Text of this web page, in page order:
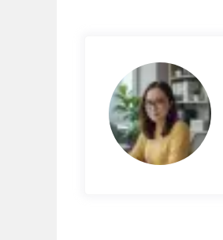
k
e
s
t
A
p
p